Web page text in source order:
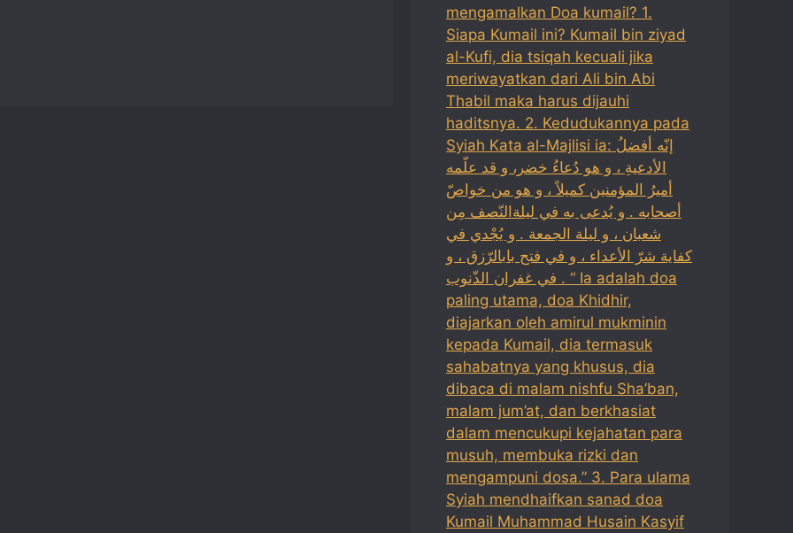
mengamalkan Doa kumail? 1.
Siapa Kumail ini? Kumail bin ziyad
al-Kufi, dia tsiqah kecuali jika
meriwayatkan dari Ali bin Abi
Thabil maka harus dijauhi
haditsnya. 2. Kedudukannya pada
Syiah Kata al-Majlisi ia: إنّه أفضلُ
الأدعيةِ ، و هو دُعاءُ خضر، و قد علّمه
أميرُ المؤمنين كميلاً ، و هو من خواصّ
أصحابه . و يُدعى به في ليلةالنّصف مِن
شعبان ، و ليلة الجمعة . و يُجْدي في
كفاية شرّ الأعداء ، و في فتح بابالرّزق ، و
في غفران الذّنوب . “ Ia adalah doa
paling utama, doa Khidhir,
diajarkan oleh amirul mukminin
kepada Kumail, dia termasuk
sahabatnya yang khusus, dia
dibaca di malam nishfu Sha’ban,
malam jum’at, dan berkhasiat
dalam mencukupi kejahatan para
musuh, membuka rizki dan
mengampuni dosa.” 3. Para ulama
Syiah mendhaifkan sanad doa
Kumail Muhammad Husain Kasyif